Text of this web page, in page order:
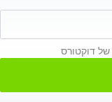
של דוקטורס